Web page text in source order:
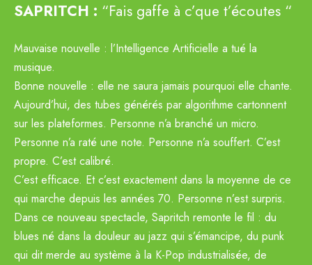
SAPRITCH : “Fais gaffe à c’que t’écoutes “
Mauvaise nouvelle : l’Intelligence Artificielle a tué la
musique.
Bonne nouvelle : elle ne saura jamais pourquoi elle chante.
Aujourd’hui, des tubes générés par algorithme cartonnent
sur les plateformes. Personne n’a branché un micro.
Personne n’a raté une note. Personne n’a souffert. C’est
propre. C’est calibré.
C’est efficace. Et c’est exactement dans la moyenne de ce
qui marche depuis les années 70. Personne n’est surpris.
Dans ce nouveau spectacle, Sapritch remonte le fil : du
blues né dans la douleur au jazz qui s’émancipe, du punk
qui dit merde au système à la K-Pop industrialisée, de